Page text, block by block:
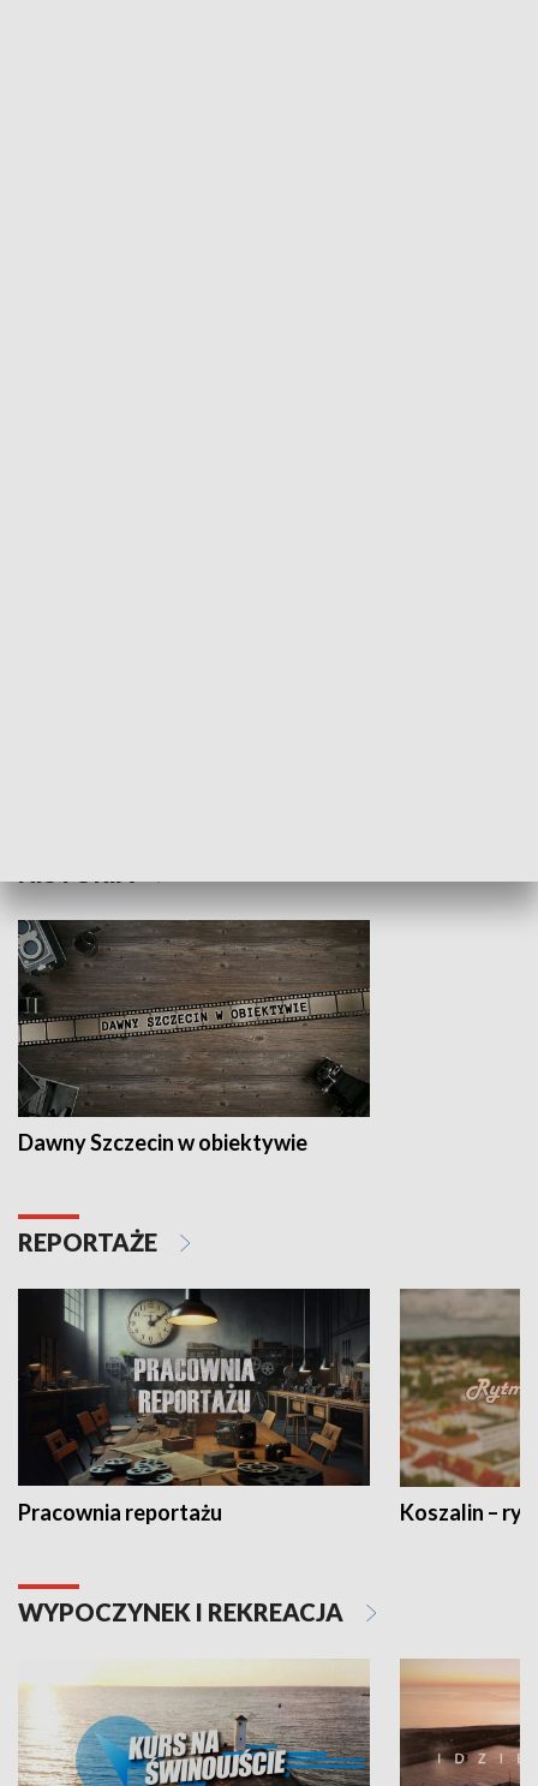
Dawny Szczecin w obiektywie
REPORTAŻE
Pracownia reportażu Koszalin –
WYPOCZYNEK I REKREACJA